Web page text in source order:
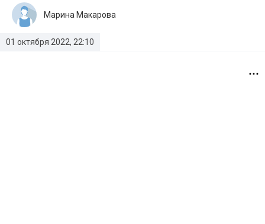
01 октября 2022, 22:10
Марина Макарова